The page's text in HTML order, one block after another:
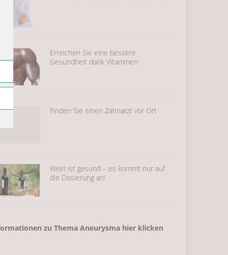
Erreichen Sie eine bessere
Gesundheit dank Vitaminen
Finden Sie einen Zahnarzt vor Ort
Wein ist gesund – es kommt nur auf
die Dosierung an!
zu ThemaAneurysma hier klicken